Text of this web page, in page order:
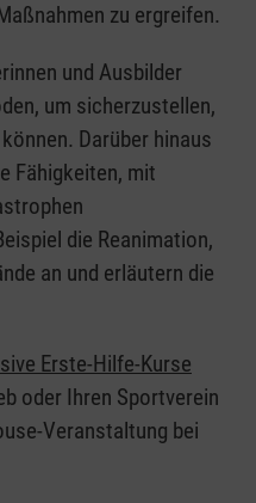
zu ergreifen.
und Ausbilder
um sicherzustellen,
Darüber hinaus
Fähigkeiten, mit
die Reanimation,
an und erläutern die
Erste-Hilfe-Kurse
oder Ihren Sportverein
Veranstaltung bei